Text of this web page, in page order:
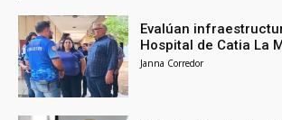
Evalúan
Hospital de Catia La
Janna Corredor